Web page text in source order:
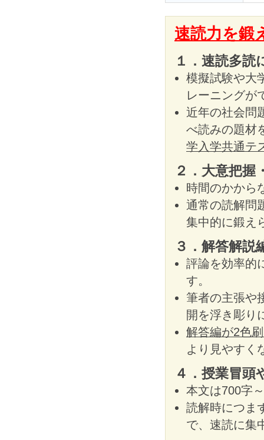
速読力を鍛
１．速読多読
模擬試験や大
レーニングが
近年の社会問
べ読みの題材
学入学共通テ
２．大意把握
時間のかから
通常の読解問
集中的に鍛え
３．解答解説
評論を効率的
す。
筆者の主張や
開を浮き彫り
解答編が2色
より見やすく
４．授業冒頭
本文は700字
読解時につま
で、速読に集